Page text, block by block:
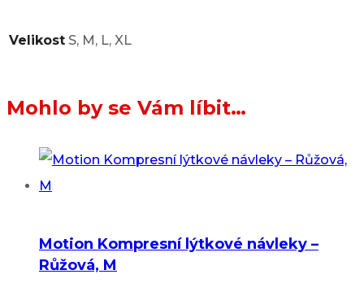
Velikost S, M, L, XL
Mohlo by se Vám líbit…
Motion Kompresní lýtkové návleky –
Růžová, M